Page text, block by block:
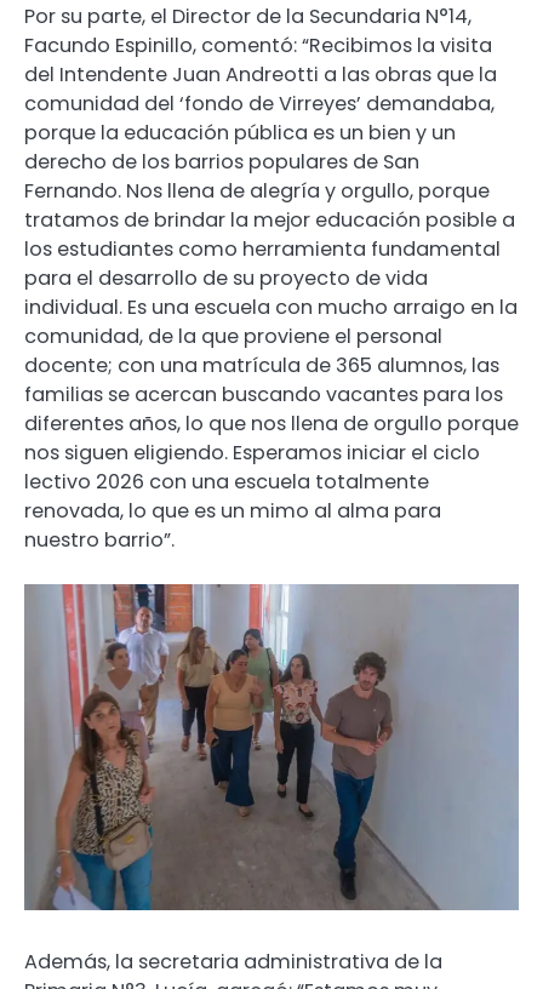
Por su parte, el Director de la Secundaria N°14,
Facundo Espinillo, comentó: “Recibimos la visita
del Intendente Juan Andreotti a las obras que la
comunidad del ‘fondo de Virreyes’ demandaba,
porque la educación pública es un bien y un
derecho de los barrios populares de San
Fernando. Nos llena de alegría y orgullo, porque
tratamos de brindar la mejor educación posible a
los estudiantes como herramienta fundamental
para el desarrollo de su proyecto de vida
individual. Es una escuela con mucho arraigo en la
comunidad, de la que proviene el personal
docente; con una matrícula de 365 alumnos, las
familias se acercan buscando vacantes para los
diferentes años, lo que nos llena de orgullo porque
nos siguen eligiendo. Esperamos iniciar el ciclo
lectivo 2026 con una escuela totalmente
renovada, lo que es un mimo al alma para
nuestro barrio”.
Además, la secretaria administrativa de la